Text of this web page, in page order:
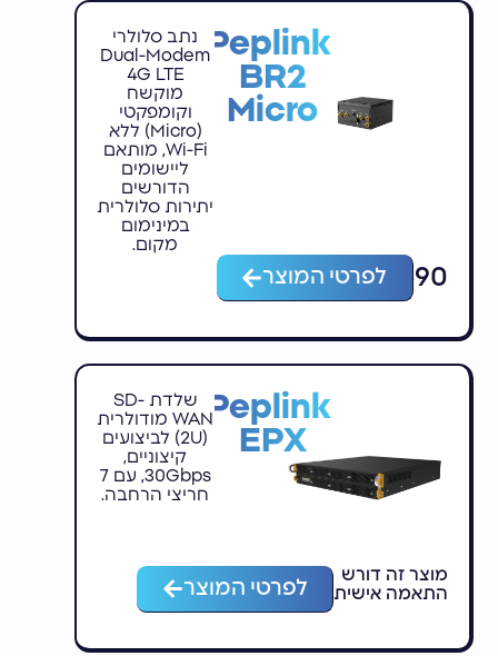
Peplink
BR2
Micro
נתב סלולרי
Dual-Modem
4G LTE
מוקשח
וקומפקטי
(Micro) ללא
Wi-Fi, מותאם
ליישומים
הדורשים
יתירות סלולרית
במינימום
מקום.
₪3,590לפרטי המוצר
Peplink
EPX
שלדת SD-
WAN מודולרית
(2U) לביצועים
קיצוניים,
30Gbps, עם 7
חריצי הרחבה.
מוצר זה דורש
התאמה אישית
לפרטי המוצר